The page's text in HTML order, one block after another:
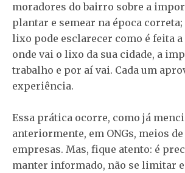
moradores do bairro sobre a
plantar e semear na época
lixo pode esclarecer como é feita
onde vai o lixo da sua cidade, a
trabalho e por aí vai. Cada um
experiência.
Essa prática ocorre, como já
anteriormente, em ONGs, meios
empresas. Mas, fique atento: é
manter informado, não se limitar